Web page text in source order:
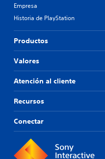
Empresa
Historia de PlayStation
Productos
Valores
Atención al cliente
Recursos
Conectar